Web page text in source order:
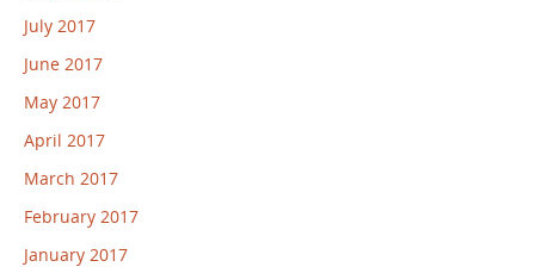
July 2017
June 2017
May 2017
April 2017
March 2017
February 2017
January 2017